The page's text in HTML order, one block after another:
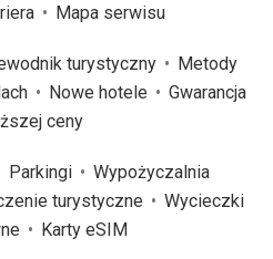
Mapa serwisu
turystyczny
Metody
Nowe hotele
Gwarancja
ceny
Parkingi
Wypożyczalnia
turystyczne
Wycieczki
Karty eSIM